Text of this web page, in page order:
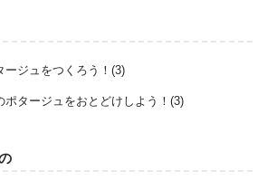
ージュをつくろう！(3)
ポタージュをおとどけしよう！(3)